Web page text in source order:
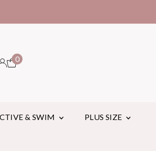
0
& SWIM PLUS SIZE